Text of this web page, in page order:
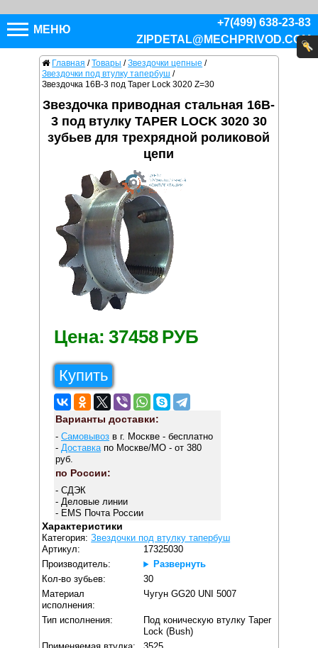
МЕНЮ
+7(499) 638-23-83
ZIPDETAL@MECHPRIVOD.COM
Главная / Товары / Звездочки цепные /
Звездочки под втулку тапербуш /
Звездочка 16B-3 под Taper Lock 3020 Z=30
Звездочка приводная стальная 16B-
3 под втулку TAPER LOCK 3020 30
зубьев для трехрядной роликовой
цепи
Цена: 37458 РУБ
Купить
Варианты доставки:
- Самовывозв г. Москве - бесплатно
- Доставкапо Москве/МО - от 380
руб.
по России:
- СДЭК
- Деловые линии
- EMS Почта России
Характеристики
Категория:Звездочки под втулку тапербуш
Артикул:
17325030
Производитель:
Развернуть
Кол-во зубьев:
30
Материал
исполнения:
Чугун GG20 UNI 5007
Тип исполнения:
Под коническую втулку Taper
Lock (Bush)